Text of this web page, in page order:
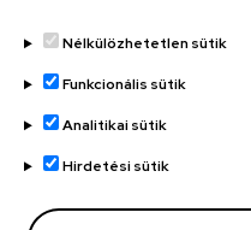
Adatvédelem
Adatvédelem
Régi oldal
Nélkülözhetetlen sütik
Funkcionális sütik
Analitikai sütik
Hirdetési sütik